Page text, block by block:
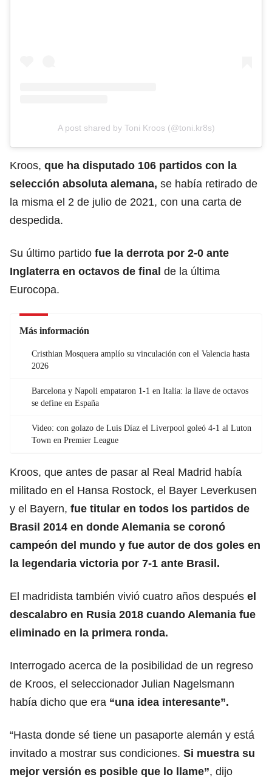
A post shared by Toni Kroos (@toni.kr8s)
Kroos, que ha disputado 106 partidos con la
selección absoluta alemana, se había retirado de
la misma el 2 de julio de 2021, con una carta de
despedida.
Su último partido fue la derrota por 2-0 ante
Inglaterra en octavos de final de la última
Eurocopa.
Más información
Cristhian Mosquera amplío su vinculación con el Valencia hasta
2026
Barcelona y Napoli empataron 1-1 en Italia: la llave de octavos
se define en España
Video: con golazo de Luis Díaz el Liverpool goleó 4-1 al Luton
Town en Premier League
Kroos, que antes de pasar al Real Madrid había
militado en el Hansa Rostock, el Bayer Leverkusen
y el Bayern, fue titular en todos los partidos de
Brasil 2014 en donde Alemania se coronó
campeón del mundo y fue autor de dos goles en
la legendaria victoria por 7-1 ante Brasil.
El madridista también vivió cuatro años después el
descalabro en Rusia 2018 cuando Alemania fue
eliminado en la primera ronda.
Interrogado acerca de la posibilidad de un regreso
de Kroos, el seleccionador Julian Nagelsmann
había dicho que era “una idea interesante”.
“Hasta donde sé tiene un pasaporte alemán y está
invitado a mostrar sus condiciones. Si muestra su
mejor versión es posible que lo llame”, dijo